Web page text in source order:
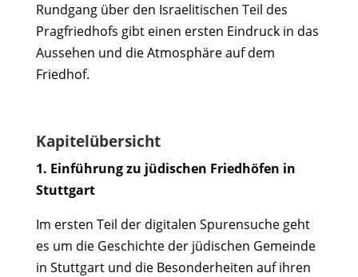
Rundgang über den Israelitischen Teil des
Pragfriedhofs gibt einen ersten Eindruck in das
Aussehen und die Atmosphäre auf dem
Friedhof.
Kapitelübersicht
1. Einführung zu jüdischen Friedhöfen in
Stuttgart
Im ersten Teil der digitalen Spurensuche geht
es um die Geschichte der jüdischen Gemeinde
in Stuttgart und die Besonderheiten auf ihren